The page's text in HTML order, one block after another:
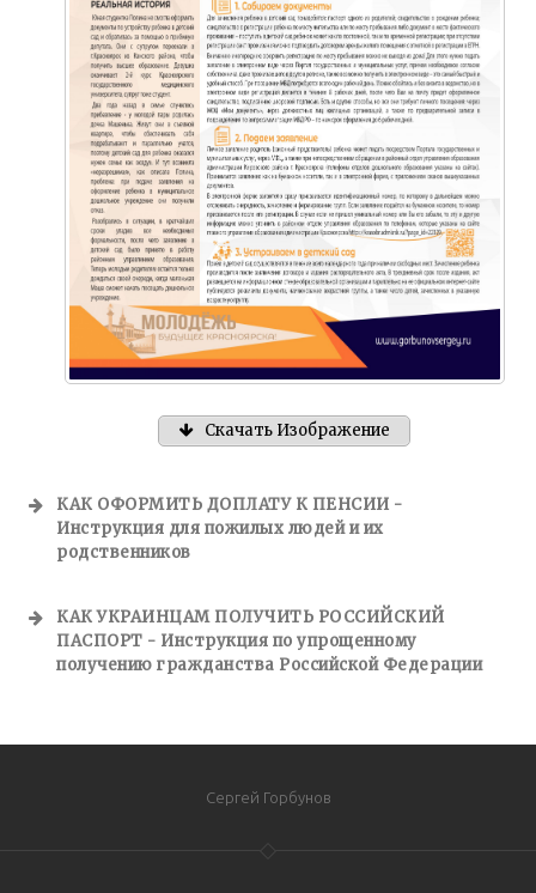
Скачать Изображение
КАК ОФОРМИТЬ ДОПЛАТУ К ПЕНСИИ -
Инструкция для пожилых людей и их
родственников
КАК УКРАИНЦАМ ПОЛУЧИТЬ РОССИЙСКИЙ
ПАСПОРТ - Инструкция по упрощенному
получению гражданства Российской Федерации
Сергей Горбунов